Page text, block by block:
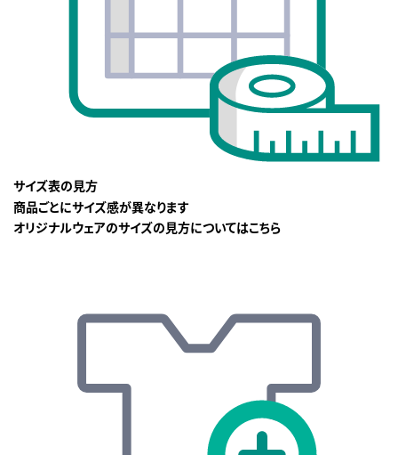
サイズ表の見方
商品ごとにサイズ感が異なります
オリジナルウェアのサイズの見方についてはこちら